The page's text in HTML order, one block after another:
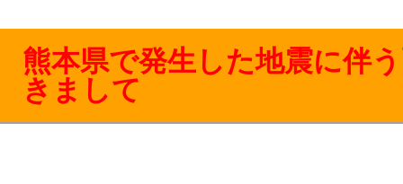
熊本県で発生した地震に伴
きまして